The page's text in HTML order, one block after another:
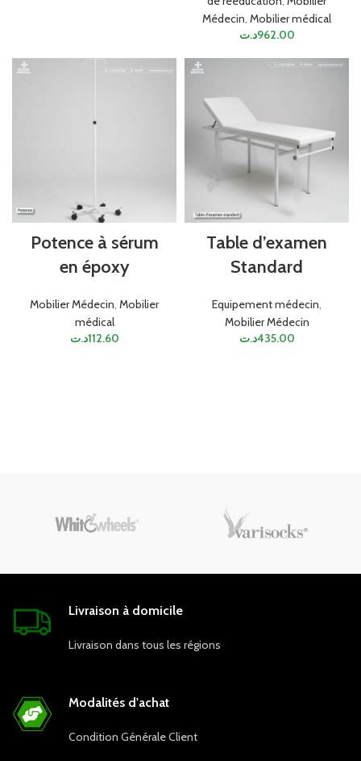
Médecin, Mobilier médical
962.00د.ت
Potence à sérum
en époxy
Mobilier Médecin, Mobilier
médical
112.60د.ت
Table d’examen
Standard
Equipement médecin,
Mobilier Médecin
435.00د.ت
Livraison à domicile
Livraison dans tous les régions
Modalités d'achat
Condition Générale Client